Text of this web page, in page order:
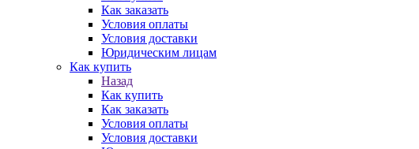
Как заказать
Условия оплаты
Условия доставки
Юридическим лицам
Как купить
Назад
Как купить
Как заказать
Условия оплаты
Условия доставки